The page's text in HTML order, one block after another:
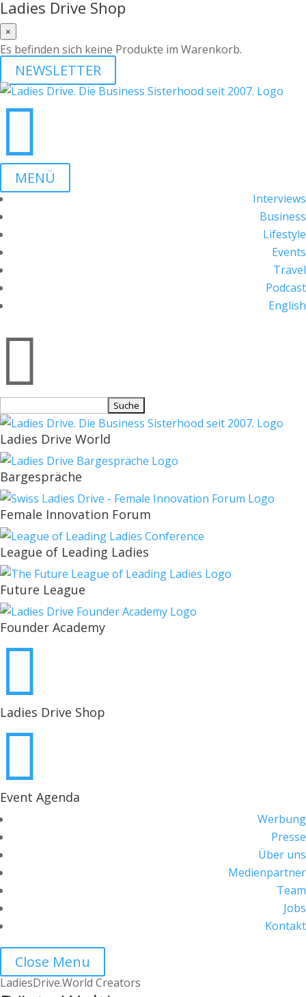
Ladies Drive Shop
×
Es befinden sich keine Produkte im Warenkorb.
NEWSLETTER

MENÜ
Interviews
Business
Lifestyle
Events
Travel
Podcast
English

nach:
Ladies Drive World
Bargespräche
Female Innovation Forum
League of Leading Ladies
Future League
Founder Academy

Ladies Drive Shop

Event Agenda
Werbung
Presse
Über uns
Medienpartner
Team
Jobs
Kontakt
Close Menu
LadiesDrive.World Creators